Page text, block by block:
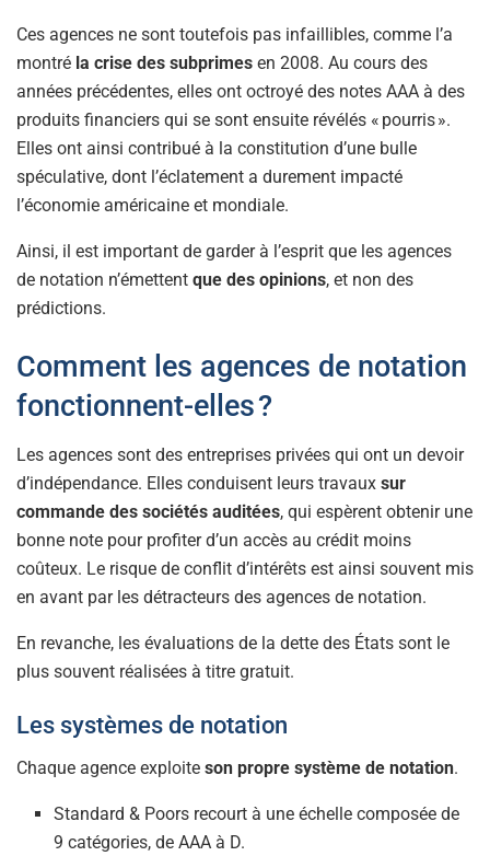
Ces agences ne sont toutefois pas infaillibles, comme l’a
montré la crise des subprimes en 2008. Au cours des
années précédentes, elles ont octroyé des notes AAA à des
produits financiers qui se sont ensuite révélés « pourris ».
Elles ont ainsi contribué à la constitution d’une bulle
spéculative, dont l’éclatement a durement impacté
l’économie américaine et mondiale.
Ainsi, il est important de garder à l’esprit que les agences
de notation n’émettent que des opinions, et non des
prédictions.
Comment les agences de notation
fonctionnent-elles ?
Les agences sont des entreprises privées qui ont un devoir
d’indépendance. Elles conduisent leurs travaux sur
commande des sociétés auditées, qui espèrent obtenir une
bonne note pour profiter d’un accès au crédit moins
coûteux. Le risque de conflit d’intérêts est ainsi souvent mis
en avant par les détracteurs des agences de notation.
En revanche, les évaluations de la dette des États sont le
plus souvent réalisées à titre gratuit.
Les systèmes de notation
Chaque agence exploite son propre système de notation.
Standard & Poors recourt à une échelle composée de
9 catégories, de AAA à D.